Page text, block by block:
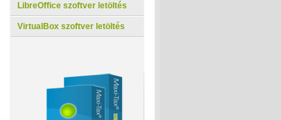
LibreOffice szoftver letöltés
VirtualBox szoftver letöltés